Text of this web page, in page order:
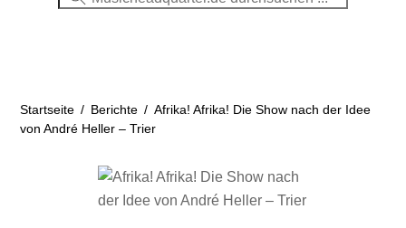
Startseite / Berichte / Afrika! Afrika! Die Show nach der Idee
von André Heller – Trier